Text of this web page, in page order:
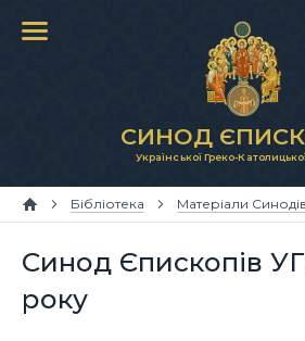
СИНОД
Української Греко-
Бібліотека Матеріали Синодів
Синод Єпископів
року